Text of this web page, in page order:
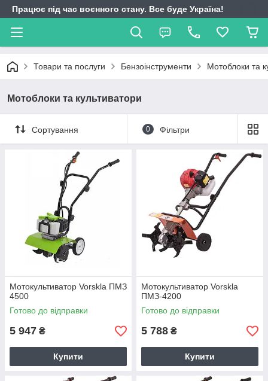
Працює під час воєнного стану. Все буде Україна!
Товари та послуги Бензоінструменти Мотоблоки та
Мотоблоки та культиватори
Сортування 0 Фільтри
Мотокультиватор Vorskla ПМЗ
4500
Готово до відправки
5 947 ₴
Купити
Мотокультиватор Vorskla
ПМЗ-4200
Готово до відправки
5 788 ₴
Купити